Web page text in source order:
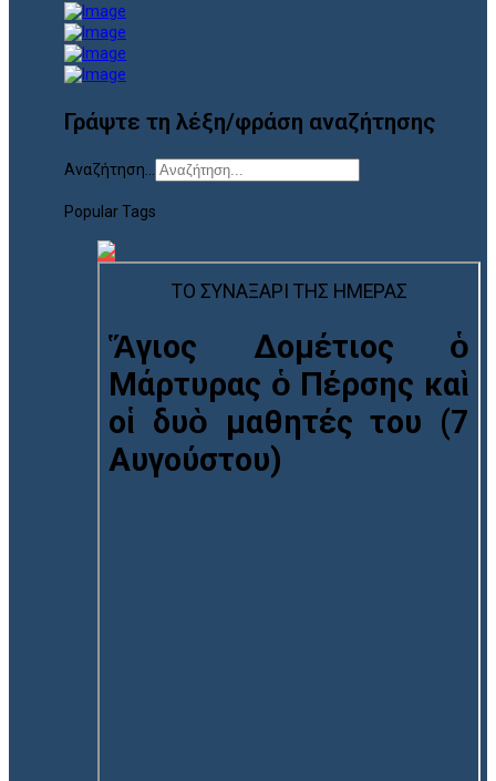
Γράψτε τη λέξη/φράση αναζήτησης
Αναζήτηση...
Popular Tags